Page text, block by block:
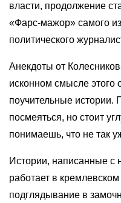
власти, продолжение
«Фарс-мажор» самого
политического
Анекдоты от
исконном смысле этого
поучительные истории.
посмеяться, но стоит
понимаешь, что не так
Истории, написанные с
работает в
подглядывание в